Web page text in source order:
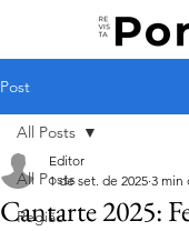
Post
All Posts
Região
All Posts
Cantarte 2025:
Editor
1 de set. de 2025 3 min